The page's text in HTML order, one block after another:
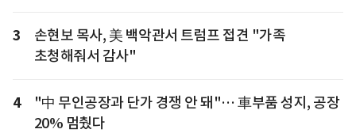
3
손현보 목사, 美 백악관서 트럼프 접견 "가족
초청해줘서 감사"
4
"中 무인공장과 단가 경쟁 안 돼"… 車부품 성지, 공장
20% 멈췄다